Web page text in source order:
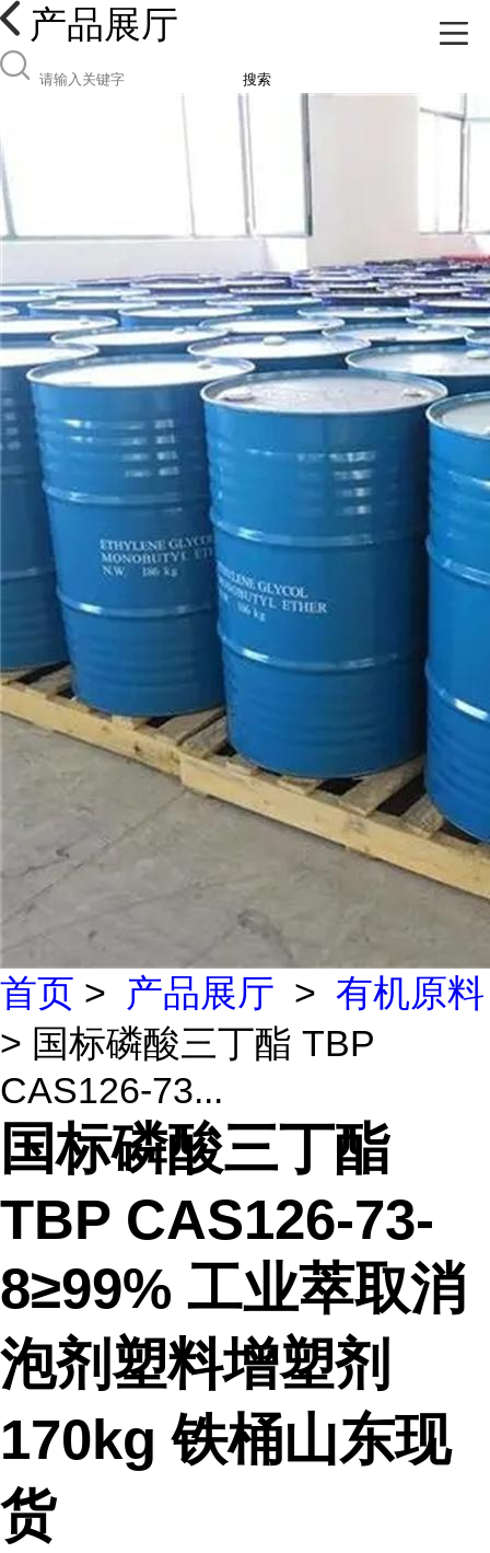
产品展厅
搜索
首页 > 产品展厅 > 有机原料
> 国标磷酸三丁酯 TBP
CAS126-73...
国标磷酸三丁酯
TBP CAS126-73-
8≥99% 工业萃取消
泡剂塑料增塑剂
170kg 铁桶山东现
货